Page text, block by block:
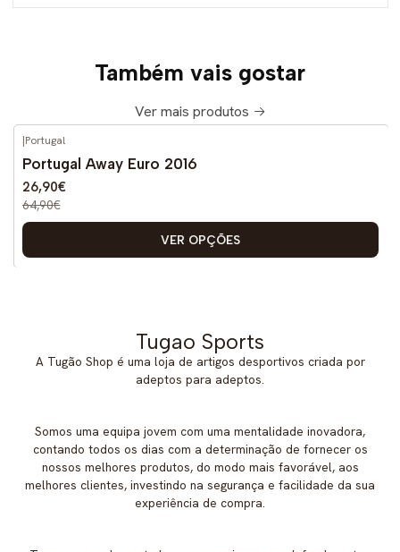
Também vais gostar
Ver mais produtos
DESCONTO
|Portugal
Portugal Away Euro 2016
26,90€
64,90€
VER OPÇÕES
Tugao Sports
A Tugão Shop é uma loja de artigos desportivos criada por
adeptos para adeptos.
Somos uma equipa jovem com uma mentalidade inovadora,
contando todos os dias com a determinação de fornecer os
nossos melhores produtos, do modo mais favorável, aos
melhores clientes, investindo na segurança e facilidade da sua
experiência de compra.